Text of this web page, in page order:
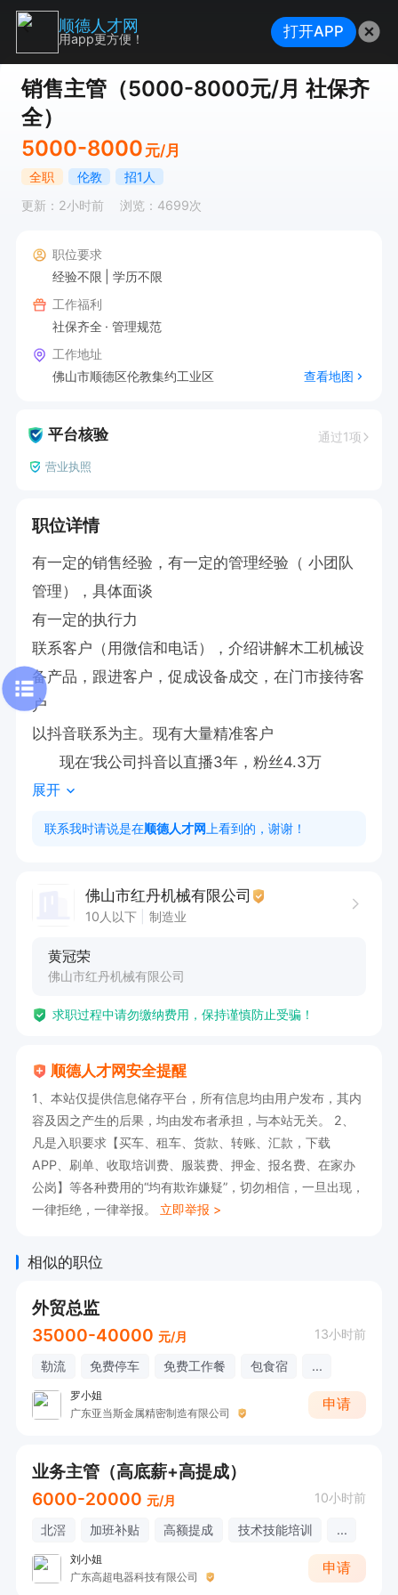
销售主管（5000-8000元/月 社保齐
全）
5000-8000 元/月
全职 伦教
招1人
更新：2小时前
浏览：4699次
职位要求
经验不限
学历不限
工作福利
社保齐全
管理规范
工作地址
佛山市顺德区伦教集约工业区
查看地图
平台核验 通过1项
营业执照
职位详情
有一定的销售经验，有一定的管理经验（ 小团队
管理），具体面谈
有一定的执行力
联系客户（用微信和电话），介绍讲解木工机械设
备产品，跟进客户，促成设备成交，在门市接待客
户
以抖音联系为主。现有大量精准客户
      现在‘我公司抖音以直播3年，粉丝4.3万
展开
联系我时请说是在顺德人才网 上看到的，谢谢！
佛山市红丹机械有限公司
10人以下 制造业
黄冠荣
佛山市红丹机械有限公司
求职过程中请勿缴纳费用，保持谨慎防止受骗！
顺德人才网安全提醒
1、本站仅提供信息储存平台，所有信息均由用户发布，其内
容及因之产生的后果，均由发布者承担，与本站无关。 2、
凡是入职要求【买车、租车、货款、转账、汇款，下载
APP、刷单、收取培训费、服装费、押金、报名费、在家办
公岗】等各种费用的“均有欺诈嫌疑”，切勿相信，一旦出现，
一律拒绝，一律举报。 立即举报 >
相似的职位
外贸总监
35000-40000 元/月 13小时前
勒流 免费停车 免费工作餐 包食宿 ...
罗小姐
广东亚当斯金属精密制造有限公司
申请
业务主管（高底薪+高提成）
6000-20000 元/月 10小时前
北滘 加班补贴 高额提成 技术技能培训 ...
刘小姐
广东高超电器科技有限公司
申请
顺德人才网
用app更方便！ 打开APP